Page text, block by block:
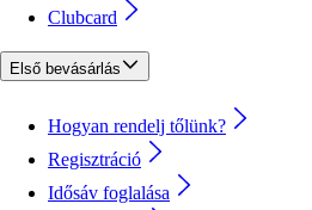
Clubcard
Első bevásárlás
Hogyan rendelj tőlünk?
Regisztráció
Idősáv foglalása